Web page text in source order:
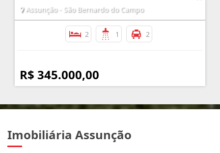
Assunção - São Bernardo do Campo
2 1 2
R$ 345.000,00
Imobiliária Assunção